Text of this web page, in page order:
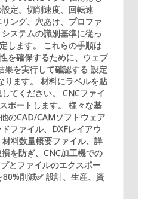
定、切削速度、回転速
ング、穴あけ、プロファ
ステムの識別基準に従っ
します。 これらの手順は
を確保するために、ウェブ
果を実行して確認する 設定
ます。 材料にラベルを貼
てください。 CNCファイ
ポートします。 様々な基
のCAD/CAMソフトウェア
ファイル、DXFレイアウ
料数量概要ファイル、詳
を防ぎ、CNC加工機での
とファイルのエクスポー
削減✅ 設計、生産、資